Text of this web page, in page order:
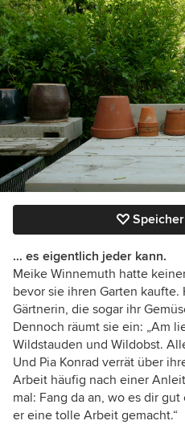
… es eigentlich jeder kann.
Meike Winnemuth hatte
bevor sie ihren Garten
Gärtnerin, die sogar ihr
Dennoch räumt sie ein: „Am
Wildstauden und Wildobst.
Und Pia Konrad verrät über
Arbeit häufig nach einer
mal: Fang da an, wo es dir
er eine tolle Arbeit gemacht.“